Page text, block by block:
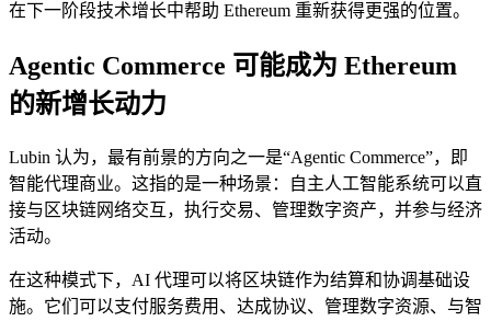
在下一阶段技术增长中帮助 Ethereum 重新获得更强的位置。
Agentic Commerce 可能成为 Ethereum
的新增长动力
Lubin 认为，最有前景的方向之一是“Agentic Commerce”，即
智能代理商业。这指的是一种场景：自主人工智能系统可以直
接与区块链网络交互，执行交易、管理数字资产，并参与经济
活动。
在这种模式下，AI 代理可以将区块链作为结算和协调基础设
施。它们可以支付服务费用、达成协议、管理数字资源、与智